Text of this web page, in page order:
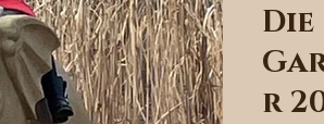
Die
r